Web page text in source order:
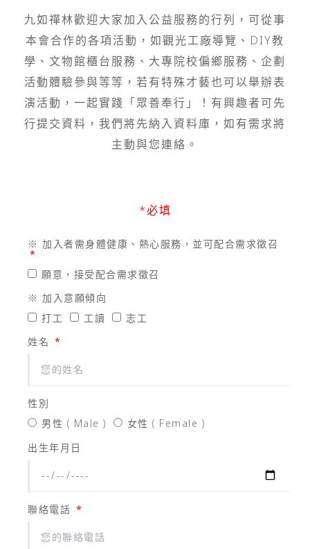
九如禪林歡迎大家加入公益服務的行列，可從事
本會合作的各項活動，如觀光工廠導覽、DIY教
學、文物館櫃台服務、大專院校偏鄉服務、企劃
活動體驗參與等等，若有特殊才藝也可以舉辦表
演活動，一起實踐「眾善奉行」！有興趣者可先
行提交資料，我們將先納入資料庫，如有需求將
主動與您連絡。
*必填
※ 加入者需身體健康、熱心服務，並可配合需求徵召
願意，接受配合需求徵召
※ 加入意願傾向
打工
工讀
志工
姓名
性別
男性 ( Male )
女性 ( Female )
出生年月日
聯絡電話